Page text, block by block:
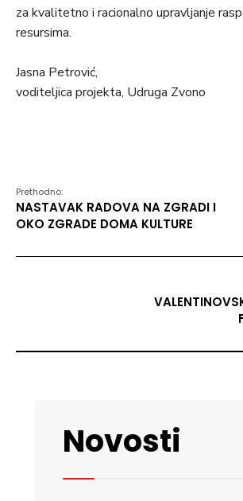
za kvalitetno i racionalno upravljanje
resursima.
Jasna Petrović,
voditeljica projekta, Udruga Zvono
Prethodno:
NASTAVAK RADOVA NA ZGRADI I
OKO ZGRADE DOMA KULTURE
Novosti